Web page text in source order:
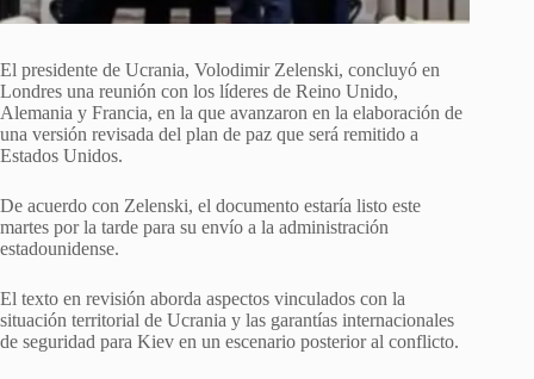
El presidente de Ucrania, Volodimir Zelenski, concluyó en
Londres una reunión con los líderes de Reino Unido,
Alemania y Francia, en la que avanzaron en la elaboración de
una versión revisada del plan de paz que será remitido a
Estados Unidos.
De acuerdo con Zelenski, el documento estaría listo este
martes por la tarde para su envío a la administración
estadounidense.
El texto en revisión aborda aspectos vinculados con la
situación territorial de Ucrania y las garantías internacionales
de seguridad para Kiev en un escenario posterior al conflicto.